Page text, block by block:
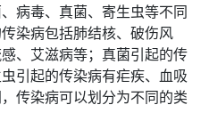
病毒、真菌、寄生虫等不同
染病包括肺结核、破伤风
、艾滋病等；真菌引起的传
引起的传染病有疟疾、血吸
传染病可以划分为不同的类